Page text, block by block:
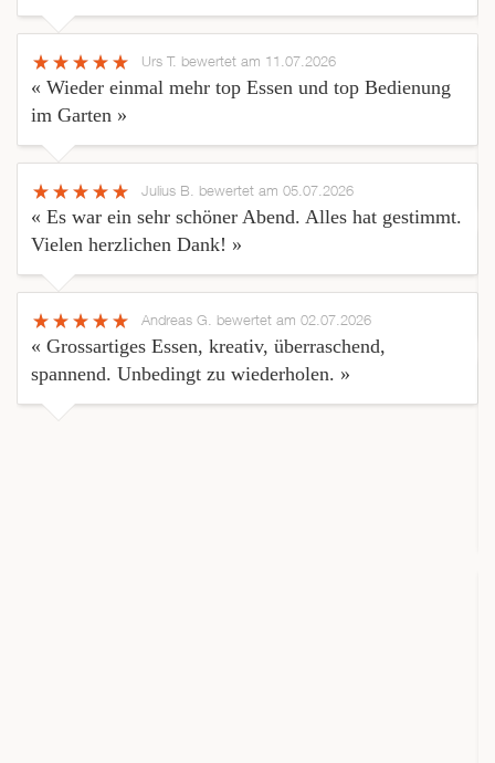
Urs T. bewertet am 11.07.2026
« Wieder einmal mehr top Essen und top Bedienung
im Garten »
Julius B. bewertet am 05.07.2026
« Es war ein sehr schöner Abend. Alles hat gestimmt.
Vielen herzlichen Dank! »
Andreas G. bewertet am 02.07.2026
« Grossartiges Essen, kreativ, überraschend,
spannend. Unbedingt zu wiederholen. »